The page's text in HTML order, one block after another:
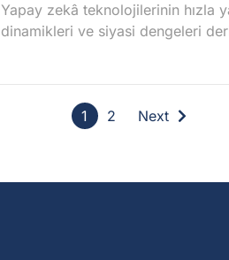
Yapay zekâ teknolojilerinin hızla
dinamikleri ve siyasi dengeleri
1 2 Next